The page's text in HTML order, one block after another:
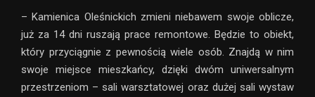
– Kamienica Oleśnickich zmieni niebawem swoje oblicze,
już za 14 dni ruszają prace remontowe. Będzie to obiekt,
który przyciągnie z pewnością wiele osób. Znajdą w nim
swoje miejsce mieszkańcy, dzięki dwóm uniwersalnym
przestrzeniom – sali warsztatowej oraz dużej sali wystaw